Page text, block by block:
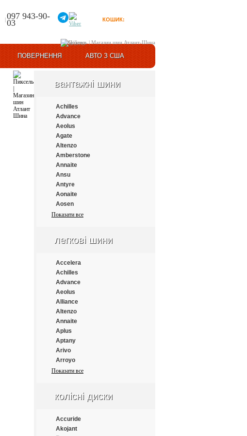
|097 943-90-
03 КОШИК:
Увійти
ПОВЕРНЕННЯ АВТО З США
вантажні шини
Achilles
Advance
Aeolus
Agate
Altenzo
Amberstone
Annaite
Ansu
Antyre
Aonaite
Aosen
Aplus
Armforce
Atlander
Aufine
Austone
Autogrip
Barum
Benton
Bestrich
BFGoodrich
Blacklion
Bontyre
Boto
Bridgestone
Changfeng
Compasal
Constancy
Показати все
легкові шини
Accelera
Achilles
Advance
Aeolus
Alliance
Altenzo
Annaite
Aplus
Aptany
Arivo
Arroyo
Atlander
Austone
Bars
Barum
Показати все
колісні диски
Accuride
Akojant